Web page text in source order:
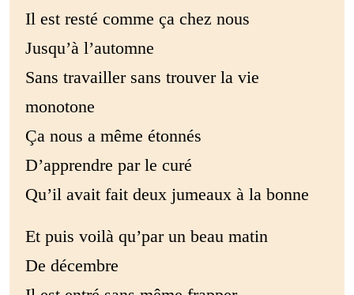
Il est resté comme ça chez nous
Jusqu’à l’automne
Sans travailler sans trouver la vie
monotone
Ça nous a même étonnés
D’apprendre par le curé
Qu’il avait fait deux jumeaux à la bonne
Et puis voilà qu’par un beau matin
De décembre